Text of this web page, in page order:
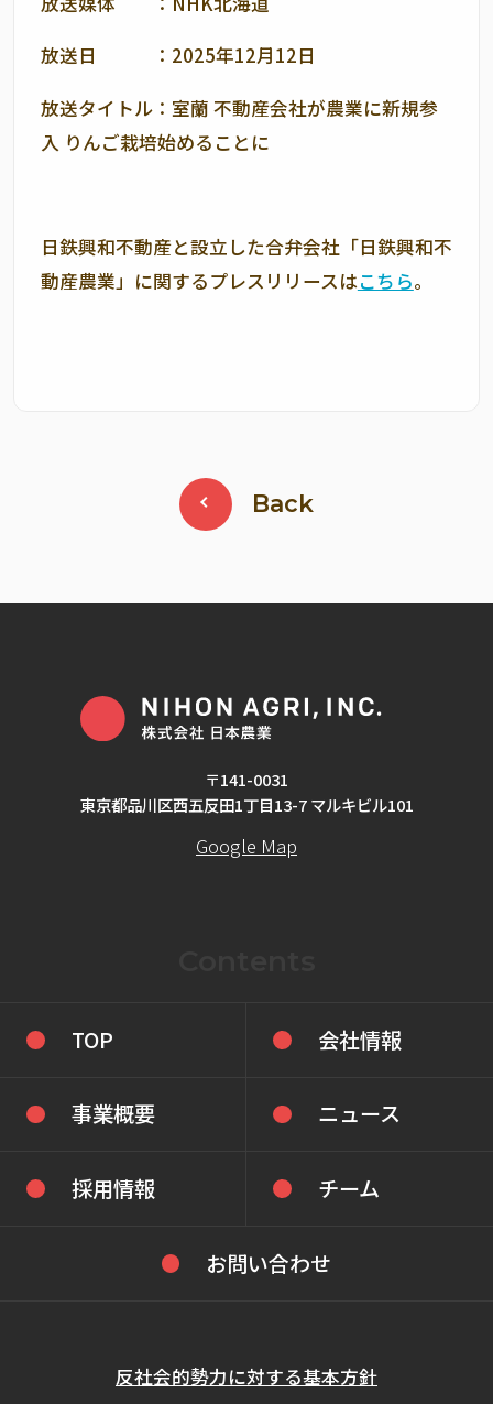
放送日 ：2025年12月12日
放送タイトル：室蘭 不動産会社が農業に新規参
入 りんご栽培始めることに
日鉄興和不動産と設立した合弁会社「日鉄興和不
動産農業」に関するプレスリリースはこちら。
Back
〒141-0031
東京都品川区西五反田1丁目13-7 マルキビル101
Google Map
TOP 会社情報
事業概要 ニュース
採用情報 チーム
お問い合わせ
反社会的勢力に対する基本方針